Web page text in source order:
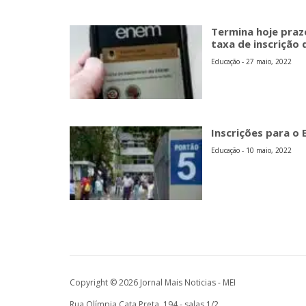
Termina hoje
taxa de inscrição
Educação - 27 maio, 2022
Inscrições para o
Educação - 10 maio, 2022
Copyright © 2026 Jornal Mais Noticias - MEI